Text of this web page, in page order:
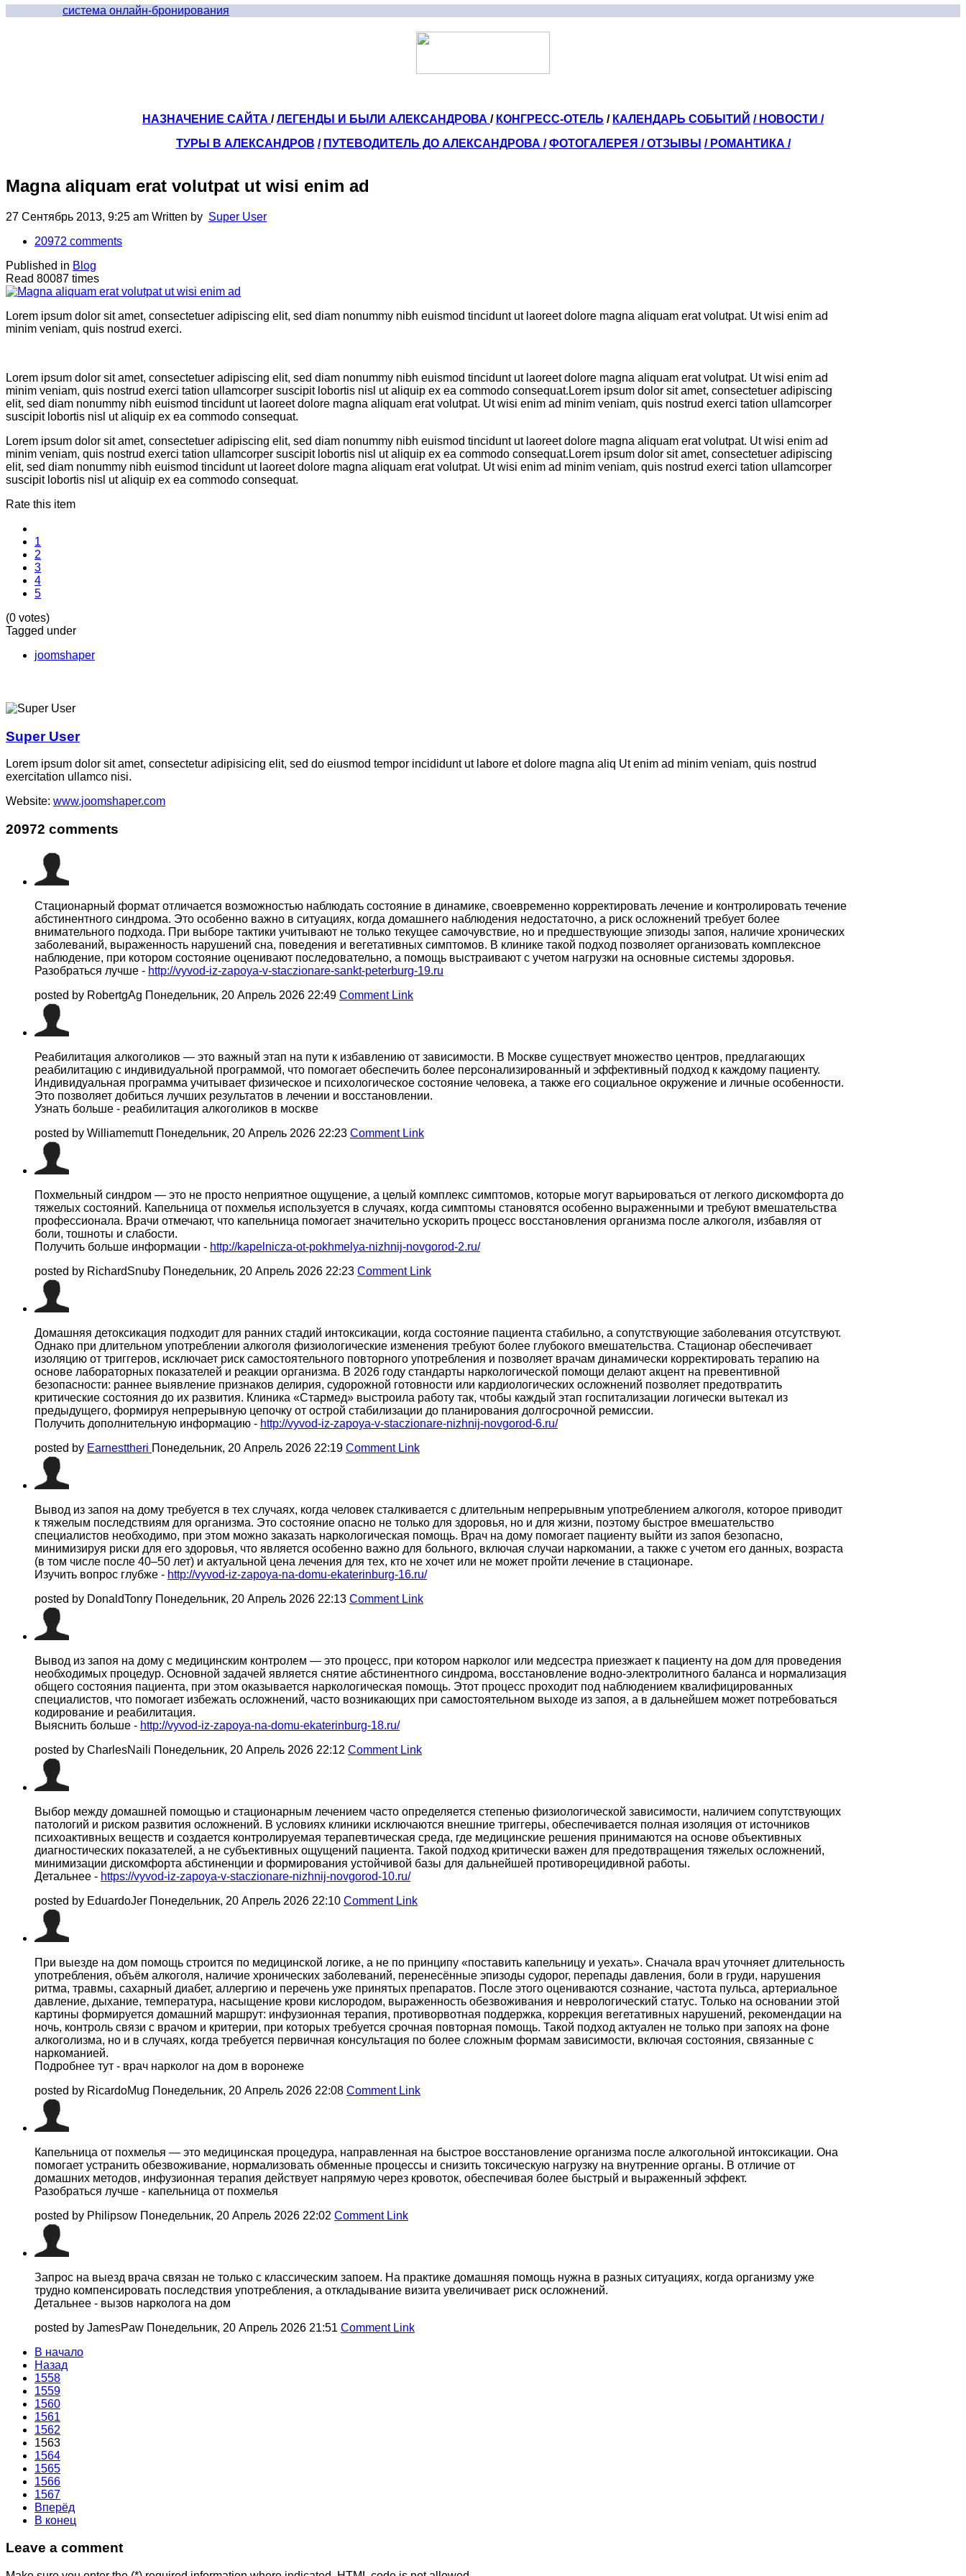
система онлайн-бронирования
НАЗНАЧЕНИЕ САЙТА /ЛЕГЕНДЫ И БЫЛИ АЛЕКСАНДРОВА / КОНГРЕСС-ОТЕЛЬ / КАЛЕНДАРЬ СОБЫТИЙ / НОВОСТИ /
ТУРЫ В АЛЕКСАНДРОВ / ПУТЕВОДИТЕЛЬ ДО АЛЕКСАНДРОВА / ФОТОГАЛЕРЕЯ /ОТЗЫВЫ / РОМАНТИКА /
Magna aliquam erat volutpat ut wisi enim ad
27 Сентябрь 2013, 9:25 am Written by Super User
20972 comments
Published in Blog
Read 80087 times
Lorem ipsum dolor sit amet, consectetuer adipiscing elit, sed diam nonummy nibh euismod tincidunt ut laoreet dolore magna aliquam erat volutpat. Ut wisi enim ad
minim veniam, quis nostrud exerci.
Lorem ipsum dolor sit amet, consectetuer adipiscing elit, sed diam nonummy nibh euismod tincidunt ut laoreet dolore magna aliquam erat volutpat. Ut wisi enim ad
minim veniam, quis nostrud exerci tation ullamcorper suscipit lobortis nisl ut aliquip ex ea commodo consequat.Lorem ipsum dolor sit amet, consectetuer adipiscing
elit, sed diam nonummy nibh euismod tincidunt ut laoreet dolore magna aliquam erat volutpat. Ut wisi enim ad minim veniam, quis nostrud exerci tation ullamcorper
suscipit lobortis nisl ut aliquip ex ea commodo consequat.
Lorem ipsum dolor sit amet, consectetuer adipiscing elit, sed diam nonummy nibh euismod tincidunt ut laoreet dolore magna aliquam erat volutpat. Ut wisi enim ad
minim veniam, quis nostrud exerci tation ullamcorper suscipit lobortis nisl ut aliquip ex ea commodo consequat.Lorem ipsum dolor sit amet, consectetuer adipiscing
elit, sed diam nonummy nibh euismod tincidunt ut laoreet dolore magna aliquam erat volutpat. Ut wisi enim ad minim veniam, quis nostrud exerci tation ullamcorper
suscipit lobortis nisl ut aliquip ex ea commodo consequat.
Rate this item
1
2
3
4
5
(0 votes)
Tagged under
joomshaper
Super User
Lorem ipsum dolor sit amet, consectetur adipisicing elit, sed do eiusmod tempor incididunt ut labore et dolore magna aliq Ut enim ad minim veniam, quis nostrud
exercitation ullamco nisi.
Website: www.joomshaper.com
20972 comments
Стационарный формат отличается возможностью наблюдать состояние в динамике, своевременно корректировать лечение и контролировать течение
абстинентного синдрома. Это особенно важно в ситуациях, когда домашнего наблюдения недостаточно, а риск осложнений требует более
внимательного подхода. При выборе тактики учитывают не только текущее самочувствие, но и предшествующие эпизоды запоя, наличие хронических
заболеваний, выраженность нарушений сна, поведения и вегетативных симптомов. В клинике такой подход позволяет организовать комплексное
наблюдение, при котором состояние оценивают последовательно, а помощь выстраивают с учетом нагрузки на основные системы здоровья.
Разобраться лучше - http://vyvod-iz-zapoya-v-staczionare-sankt-peterburg-19.ru
posted by RobertgAg Понедельник, 20 Апрель 2026 22:49 Comment Link
Реабилитация алкоголиков — это важный этап на пути к избавлению от зависимости. В Москве существует множество центров, предлагающих
реабилитацию с индивидуальной программой, что помогает обеспечить более персонализированный и эффективный подход к каждому пациенту.
Индивидуальная программа учитывает физическое и психологическое состояние человека, а также его социальное окружение и личные особенности.
Это позволяет добиться лучших результатов в лечении и восстановлении.
Узнать больше - реабилитация алкоголиков в москве
posted by Williamemutt Понедельник, 20 Апрель 2026 22:23 Comment Link
Похмельный синдром — это не просто неприятное ощущение, а целый комплекс симптомов, которые могут варьироваться от легкого дискомфорта до
тяжелых состояний. Капельница от похмелья используется в случаях, когда симптомы становятся особенно выраженными и требуют вмешательства
профессионала. Врачи отмечают, что капельница помогает значительно ускорить процесс восстановления организма после алкоголя, избавляя от
боли, тошноты и слабости.
Получить больше информации - http://kapelnicza-ot-pokhmelya-nizhnij-novgorod-2.ru/
posted by RichardSnuby Понедельник, 20 Апрель 2026 22:23 Comment Link
Домашняя детоксикация подходит для ранних стадий интоксикации, когда состояние пациента стабильно, а сопутствующие заболевания отсутствуют.
Однако при длительном употреблении алкоголя физиологические изменения требуют более глубокого вмешательства. Стационар обеспечивает
изоляцию от триггеров, исключает риск самостоятельного повторного употребления и позволяет врачам динамически корректировать терапию на
основе лабораторных показателей и реакции организма. В 2026 году стандарты наркологической помощи делают акцент на превентивной
безопасности: раннее выявление признаков делирия, судорожной готовности или кардиологических осложнений позволяет предотвратить
критические состояния до их развития. Клиника «Стармед» выстроила работу так, чтобы каждый этап госпитализации логически вытекал из
предыдущего, формируя непрерывную цепочку от острой стабилизации до планирования долгосрочной ремиссии.
Получить дополнительную информацию - http://vyvod-iz-zapoya-v-staczionare-nizhnij-novgorod-6.ru/
posted by Earnesttheri Понедельник, 20 Апрель 2026 22:19 Comment Link
Вывод из запоя на дому требуется в тех случаях, когда человек сталкивается с длительным непрерывным употреблением алкоголя, которое приводит
к тяжелым последствиям для организма. Это состояние опасно не только для здоровья, но и для жизни, поэтому быстрое вмешательство
специалистов необходимо, при этом можно заказать наркологическая помощь. Врач на дому помогает пациенту выйти из запоя безопасно,
минимизируя риски для его здоровья, что является особенно важно для больного, включая случаи наркомании, а также с учетом его данных, возраста
(в том числе после 40–50 лет) и актуальной цена лечения для тех, кто не хочет или не может пройти лечение в стационаре.
Изучить вопрос глубже - http://vyvod-iz-zapoya-na-domu-ekaterinburg-16.ru/
posted by DonaldTonry Понедельник, 20 Апрель 2026 22:13 Comment Link
Вывод из запоя на дому с медицинским контролем — это процесс, при котором нарколог или медсестра приезжает к пациенту на дом для проведения
необходимых процедур. Основной задачей является снятие абстинентного синдрома, восстановление водно-электролитного баланса и нормализация
общего состояния пациента, при этом оказывается наркологическая помощь. Этот процесс проходит под наблюдением квалифицированных
специалистов, что помогает избежать осложнений, часто возникающих при самостоятельном выходе из запоя, а в дальнейшем может потребоваться
кодирование и реабилитация.
Выяснить больше - http://vyvod-iz-zapoya-na-domu-ekaterinburg-18.ru/
posted by CharlesNaili Понедельник, 20 Апрель 2026 22:12 Comment Link
Выбор между домашней помощью и стационарным лечением часто определяется степенью физиологической зависимости, наличием сопутствующих
патологий и риском развития осложнений. В условиях клиники исключаются внешние триггеры, обеспечивается полная изоляция от источников
психоактивных веществ и создается контролируемая терапевтическая среда, где медицинские решения принимаются на основе объективных
диагностических показателей, а не субъективных ощущений пациента. Такой подход критически важен для предотвращения тяжелых осложнений,
минимизации дискомфорта абстиненции и формирования устойчивой базы для дальнейшей противорецидивной работы.
Детальнее - https://vyvod-iz-zapoya-v-staczionare-nizhnij-novgorod-10.ru/
posted by EduardoJer Понедельник, 20 Апрель 2026 22:10 Comment Link
При выезде на дом помощь строится по медицинской логике, а не по принципу «поставить капельницу и уехать». Сначала врач уточняет длительность
употребления, объём алкоголя, наличие хронических заболеваний, перенесённые эпизоды судорог, перепады давления, боли в груди, нарушения
ритма, травмы, сахарный диабет, аллергию и перечень уже принятых препаратов. После этого оцениваются сознание, частота пульса, артериальное
давление, дыхание, температура, насыщение крови кислородом, выраженность обезвоживания и неврологический статус. Только на основании этой
картины формируется домашний маршрут: инфузионная терапия, противорвотная поддержка, коррекция вегетативных нарушений, рекомендации на
ночь, контроль связи с врачом и критерии, при которых требуется срочная повторная помощь. Такой подход актуален не только при запоях на фоне
алкоголизма, но и в случаях, когда требуется первичная консультация по более сложным формам зависимости, включая состояния, связанные с
наркоманией.
Подробнее тут - врач нарколог на дом в воронеже
posted by RicardoMug Понедельник, 20 Апрель 2026 22:08 Comment Link
Капельница от похмелья — это медицинская процедура, направленная на быстрое восстановление организма после алкогольной интоксикации. Она
помогает устранить обезвоживание, нормализовать обменные процессы и снизить токсическую нагрузку на внутренние органы. В отличие от
домашних методов, инфузионная терапия действует напрямую через кровоток, обеспечивая более быстрый и выраженный эффект.
Разобраться лучше - капельница от похмелья
posted by Philipsow Понедельник, 20 Апрель 2026 22:02 Comment Link
Запрос на выезд врача связан не только с классическим запоем. На практике домашняя помощь нужна в разных ситуациях, когда организму уже
трудно компенсировать последствия употребления, а откладывание визита увеличивает риск осложнений.
Детальнее - вызов нарколога на дом
posted by JamesPaw Понедельник, 20 Апрель 2026 21:51 Comment Link
В начало
Назад
1558
1559
1560
1561
1562
1563
1564
1565
1566
1567
Вперёд
В конец
Leave a comment